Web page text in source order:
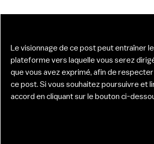
Le visionnage de ce post peut entraîner
plateforme vers laquelle vous serez
que vous avez exprimé, afin de
ce post. Si vous souhaitez poursuivre et
accord en cliquant sur le bouton ci-